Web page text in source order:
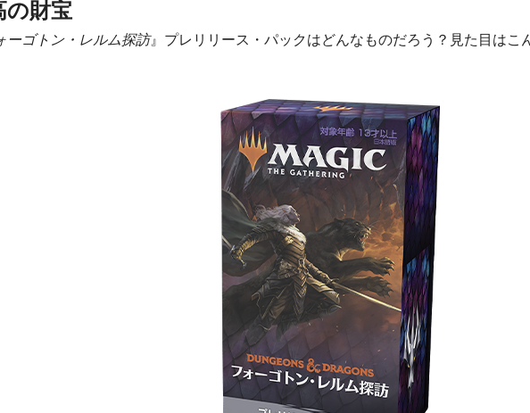
の財宝
ーゴトン・レルム探訪』プレリリース・パックはどんなものだろう？見た目はこ